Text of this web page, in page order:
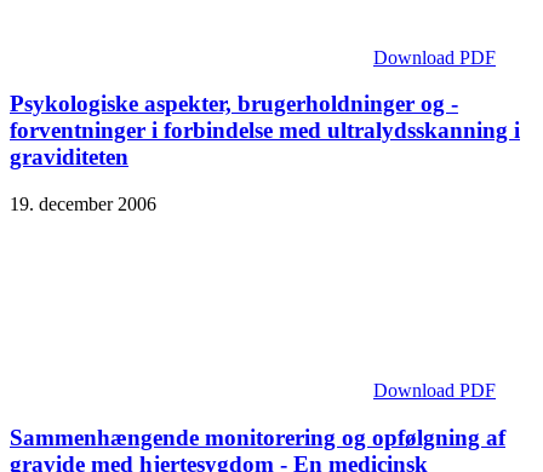
Download PDF
Psykologiske aspekter, brugerholdninger og -
forventninger i forbindelse med ultralydsskanning i
graviditeten
19. december 2006
Download PDF
Sammenhængende monitorering og opfølgning af
gravide med hjertesygdom - En medicinsk